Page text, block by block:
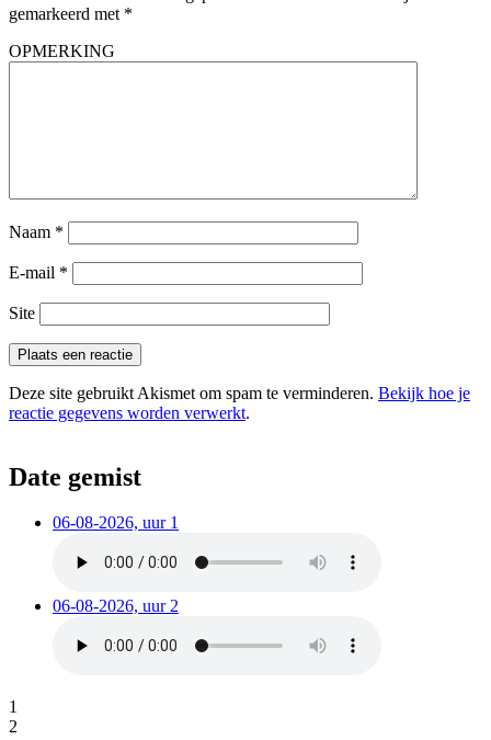
gemarkeerd met *
OPMERKING
Naam *
E-mail *
Site
Deze site gebruikt Akismet om spam te verminderen. Bekijk hoe je
reactie gegevens worden verwerkt.
Date gemist
06-08-2026, uur 1
06-08-2026, uur 2
1
2